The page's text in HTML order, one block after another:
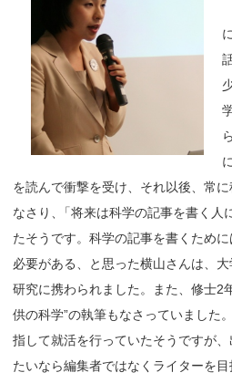
を読んで衝撃を受け、それ以後、常
なさり
「将来は科学の記事を書く
たそうです。科学の記事を書くため
必要がある、と思った横山さんは、
研究に携わられました。また、修士2
供の科学”の執筆もなさっていました
指して就活を行っていたそうですが
たいなら編集者ではなくライターを